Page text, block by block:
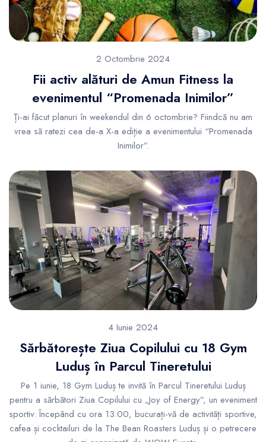
2 Octombrie 2024
Fii activ alături de Amun Fitness la
evenimentul “Promenada Inimilor”
Ți-ai făcut planuri în weekendul din 6 octombrie? Fiindcă nu am
vrea să ratezi cea de-a X-a ediție a evenimentului “Promenada
Inimilor”.
4 Iunie 2024
Sărbătorește Ziua Copilului cu 18 Gym
Luduș în Parcul Tineretului
Pe 1 iunie, 18 Gym Luduș te invită în Parcul Tineretului Luduș
pentru a sărbători Ziua Copilului cu „Joy of Energy”, un eveniment
sportiv. Începând cu ora 13:00, bucurați-vă de activități sportive,
cafea și cocktailuri de la The Bean Roasters Luduș și o petrecere